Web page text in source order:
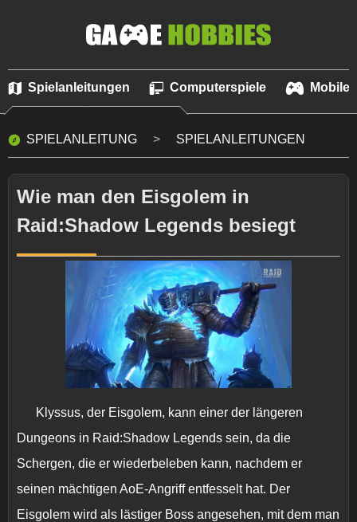
Spielanleitungen Computerspiele Mobile
SPIELANLEITUNG SPIELANLEITUNGEN
Wie man den Eisgolem in
Raid:Shadow Legends besiegt
Klyssus, der Eisgolem, kann einer der längeren
Dungeons in Raid:Shadow Legends sein, da die
Schergen, die er wiederbeleben kann, nachdem er
seinen mächtigen AoE-Angriff entfesselt hat. Der
Eisgolem wird als lästiger Boss angesehen, mit dem man